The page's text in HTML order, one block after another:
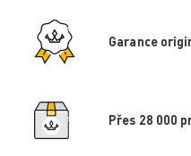
Garance
Přes 28 000